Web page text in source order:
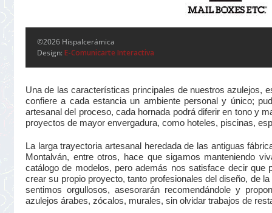
©2026 Hispalcerámica
Design: E-Comunicarte Interactiva
Una de las características principales de nuestros azulejos,
confiere a cada estancia un ambiente personal y único;
artesanal del proceso, cada hornada podrá diferir en tono y
proyectos de mayor envergadura, como hoteles, piscinas,
La larga trayectoria artesanal heredada de las antiguas
Montalván, entre otros, hace que sigamos manteniendo
catálogo de modelos, pero además nos satisface decir
crear su propio proyecto, tanto profesionales del diseño, de
sentimos orgullosos, asesorarán recomendándole y
azulejos árabes, zócalos, murales, sin olvidar trabajos de